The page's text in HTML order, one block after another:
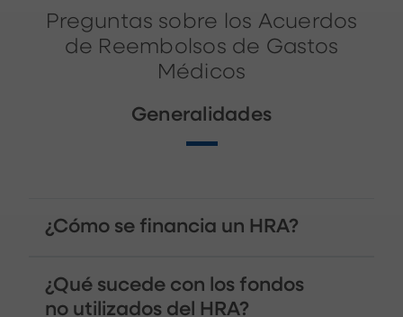
Preguntas sobre los Acuerdos
de Reembolsos de Gastos
Médicos
Generalidades
¿Cómo se financia un HRA?
¿Qué sucede con los fondos
no utilizados del HRA?